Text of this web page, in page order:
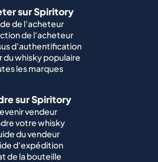
sur Spiritory
de l'acheteur
de l'acheteur
d'authentification
du whisky populaire
les marques
sur Spiritory
vendeur
votre whisky
du vendeur
d'expédition
de la bouteille